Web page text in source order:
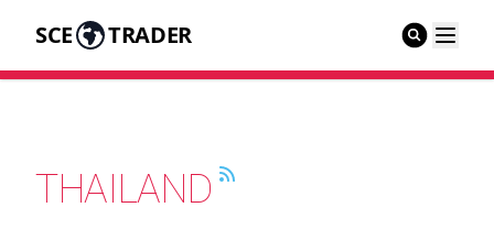
SCE TRADER
THAILAND